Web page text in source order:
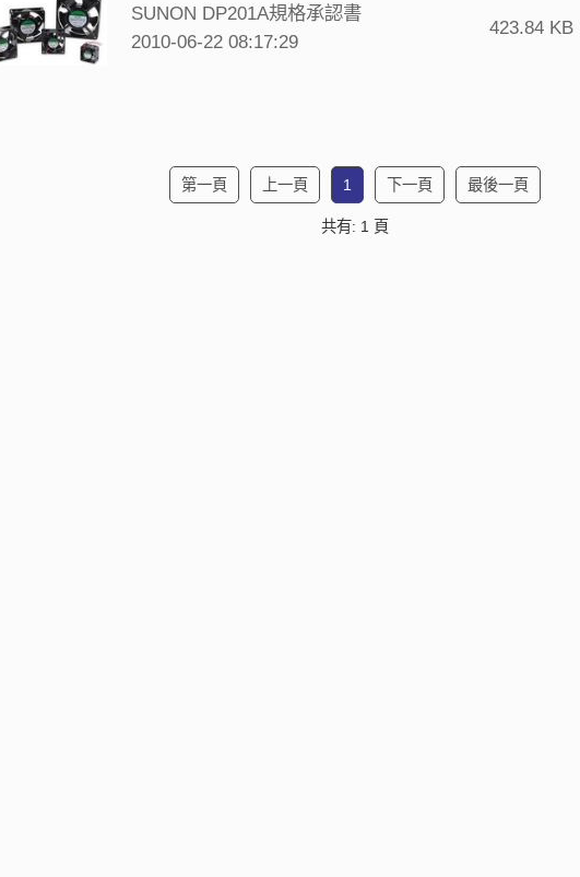
SUNON DP201A規格承認書
2010-06-22 08:17:29
423.84 KB
第一頁 上一頁 1 下一頁 最後一頁
共有: 1 頁